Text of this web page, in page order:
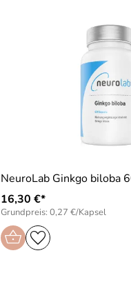
NeuroLab Ginkgo biloba
16,30 €*
Grundpreis: 0,27 €/Kapsel